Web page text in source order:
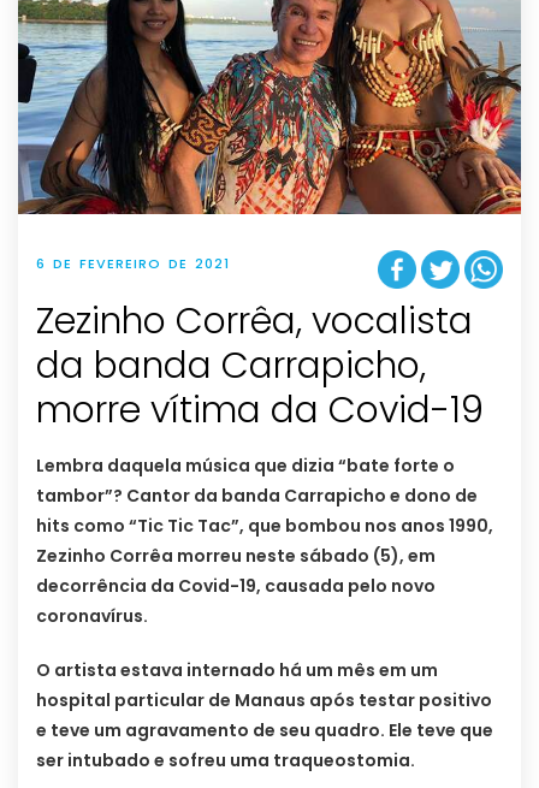
6 DE FEVEREIRO DE 2021
Zezinho Corrêa, vocalista
da banda Carrapicho,
morre vítima da Covid-19
Lembra daquela música que dizia “bate forte o
tambor”? Cantor da banda Carrapicho e dono de
hits como “Tic Tic Tac”, que bombou nos anos 1990,
Zezinho Corrêa morreu neste sábado (5), em
decorrência da Covid-19, causada pelo novo
coronavírus.
O artista estava internado há um mês em um
hospital particular de Manaus após testar positivo
e teve um agravamento de seu quadro. Ele teve que
ser intubado e sofreu uma traqueostomia.